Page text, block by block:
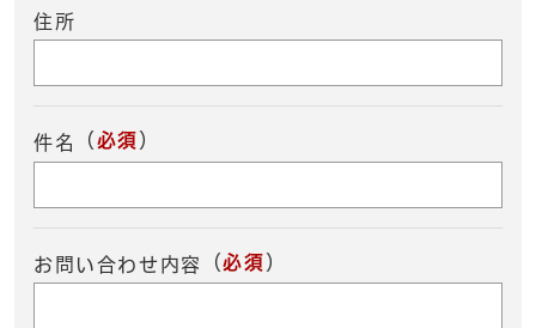
住所
件名 （ 必須 ）
お問い合わせ内容 （必須 ）